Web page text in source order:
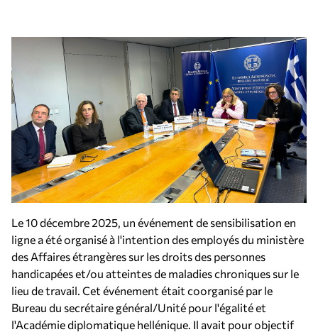
Le 10 décembre 2025, un événement de sensibilisation en
ligne a été organisé à l'intention des employés du ministère
des Affaires étrangères sur les droits des personnes
handicapées et/ou atteintes de maladies chroniques sur le
lieu de travail. Cet événement était coorganisé par le
Bureau du secrétaire général/Unité pour l'égalité et
l'Académie diplomatique hellénique. Il avait pour objectif